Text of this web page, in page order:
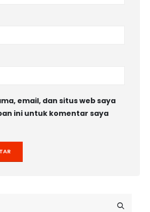
email, dan situs web saya
ini untuk komentar saya